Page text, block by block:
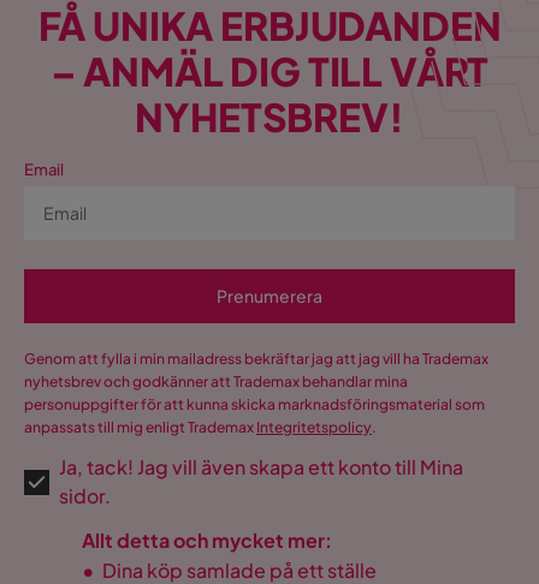
FÅ UNIKA ERBJUDANDEN
– ANMÄL DIG TILL VÅRT
NYHETSBREV!
Email
Prenumerera
Genom att fylla i min mailadress bekräftar jag att jag vill ha Trademax
nyhetsbrev och godkänner att Trademax behandlar mina
personuppgifter för att kunna skicka marknadsföringsmaterial som
anpassats till mig enligt Trademax Integritetspolicy.
Ja, tack! Jag vill även skapa ett konto till Mina
sidor.
Allt detta och mycket mer:
• Dina köp samlade på ett ställe